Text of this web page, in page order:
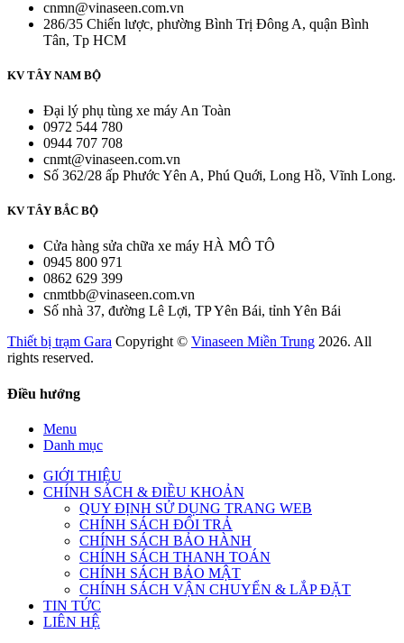
cnmn@vinaseen.com.vn
286/35 Chiến lược, phường Bình Trị Đông A, quận Bình
Tân, Tp HCM
KV TÂY NAM BỘ
Đại lý phụ tùng xe máy An Toàn
0972 544 780
0944 707 708
cnmt@vinaseen.com.vn
Số 362/28 ấp Phước Yên A, Phú Quới, Long Hồ, Vĩnh Long.
KV TÂY BẮC BỘ
Cửa hàng sửa chữa xe máy HÀ MÔ TÔ
0945 800 971
0862 629 399
cnmtbb@vinaseen.com.vn
Số nhà 37, đường Lê Lợi, TP Yên Bái, tỉnh Yên Bái
Thiết bị trạm Gara Copyright © Vinaseen Miền Trung 2026. All
rights reserved.
Điều hướng
Menu
Danh mục
GIỚI THIỆU
CHÍNH SÁCH & ĐIỀU KHOẢN
QUY ĐỊNH SỬ DỤNG TRANG WEB
CHÍNH SÁCH ĐỔI TRẢ
CHÍNH SÁCH BẢO HÀNH
CHÍNH SÁCH THANH TOÁN
CHÍNH SÁCH BẢO MẬT
CHÍNH SÁCH VẬN CHUYỂN & LẮP ĐẶT
TIN TỨC
LIÊN HỆ